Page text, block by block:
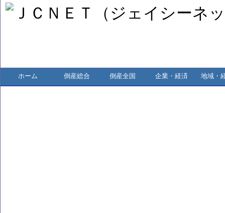
ホーム 倒産総合 倒産全国 企業・経済 地域・